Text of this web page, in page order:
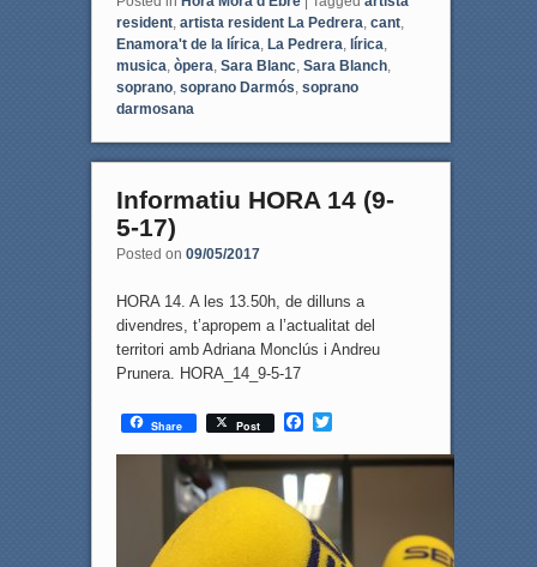
resident, artista resident La Pedrera cant,
Enamora't de la lírica La Pedrera lírica
musica òpera Sara Blanc, Sara Blanch,
soprano, soprano Darmós soprano
darmosana
Informatiu HORA 14 (9-
5-17)
Posted on 09/05/2017
HORA 14. A les 13.50h, de dilluns a
divendres, t’apropem a l’actualitat del
territori amb Adriana Monclús i Andreu
Prunera. HORA_14_9-5-17
Share Post
F
c
e
b
o
o
k
T
i
t
r